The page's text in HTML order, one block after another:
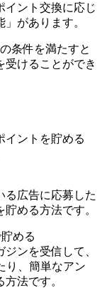
イント交換に応じ
があります。
条件を満たすと
受けることができ
イントを貯める
る広告に応募した
める方法です。
める
ンを受信して、
り、簡単なアン
法です。